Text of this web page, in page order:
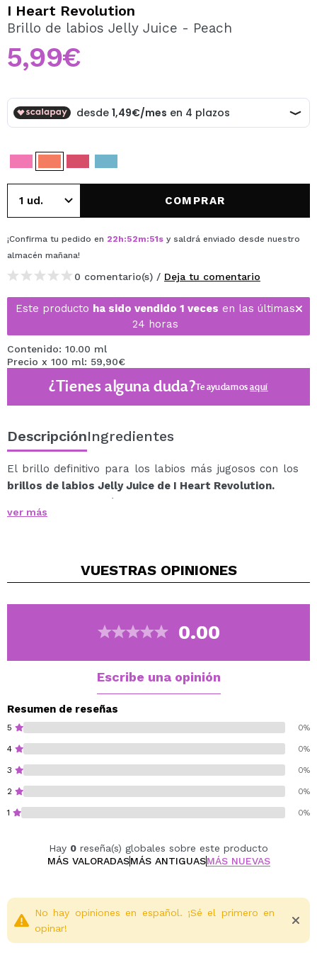
Al crear una cuenta en Maquillalia.com podrás realizar
tus compras rápidamente, revisar el estado de tus
pedidos y consultar tus operaciones anteriores.
CREAR CUENTA
I Heart Revolution
Brillo de labios Jelly Juice - Peach
5,99€
COMPRAR
¡Confirma tu pedido en 22h:52m:51s y saldrá enviado desde nuestro
almacén mañana!
0 comentario(s) / Deja tu comentario
Este producto ha sido vendido 1 veces en las últimas
24 horas
Contenido: 10.00 ml
Precio x 100 ml: 59,90€
¿Tienes alguna duda?Te ayudamosaquí
DescripciónIngredientes
El brillo definitivo para los labios más jugosos con los
brillos de labios Jelly Juice de I Heart Revolution.
¡A disfrutar! Estas fórmulas labiales Jelly Juice añaden
un toque de color a tu colección de brillos.
vitamina E para suavizar, hidratar y dar brillo a tus
¿Y lo mejor? Todos vienen con el colgante de gelatina
ver más
VUESTRAS OPINIONES
0.00
Escribe una opinión
Resumen de reseñas
5 0%
4 0%
3 0%
2 0%
1 0%
Hay 0 reseña(s) globales sobre este producto
MÁS VALORADASMÁS ANTIGUASMÁS NUEVAS
No hay opiniones en español. ¡Sé el primero en
opinar!